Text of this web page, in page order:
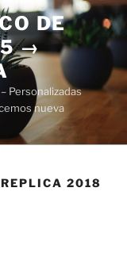
DE
→
Personalizadas
nueva
2018